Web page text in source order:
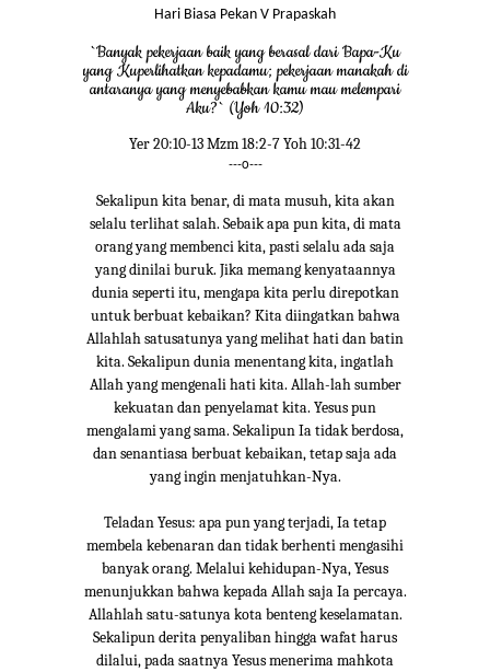
Hari Biasa Pekan V Prapaskah
`Banyak pekerjaan baik yang berasal dari Bapa-Ku
yang Kuperlihatkan kepadamu; pekerjaan manakah di
antaranya yang menyebabkan kamu mau melempari
Aku?` (Yoh 10:32)
Yer 20:10-13 Mzm 18:2-7 Yoh 10:31-42
---o---
Sekalipun kita benar, di mata musuh, kita akan
selalu terlihat salah. Sebaik apa pun kita, di mata
orang yang membenci kita, pasti selalu ada saja
yang dinilai buruk. Jika memang kenyataannya
dunia seperti itu, mengapa kita perlu direpotkan
untuk berbuat kebaikan? Kita diingatkan bahwa
Allahlah satusatunya yang melihat hati dan batin
kita. Sekalipun dunia menentang kita, ingatlah
Allah yang mengenali hati kita. Allah-lah sumber
kekuatan dan penyelamat kita. Yesus pun
mengalami yang sama. Sekalipun Ia tidak berdosa,
dan senantiasa berbuat kebaikan, tetap saja ada
yang ingin menjatuhkan-Nya.
Teladan Yesus: apa pun yang terjadi, Ia tetap
membela kebenaran dan tidak berhenti mengasihi
banyak orang. Melalui kehidupan-Nya, Yesus
menunjukkan bahwa kepada Allah saja Ia percaya.
Allahlah satu-satunya kota benteng keselamatan.
Sekalipun derita penyaliban hingga wafat harus
dilalui, pada saatnya Yesus menerima mahkota